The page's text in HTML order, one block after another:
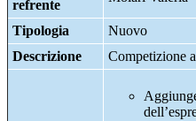
refrente
Tipologia
Nuovo
Descrizione
Competizione